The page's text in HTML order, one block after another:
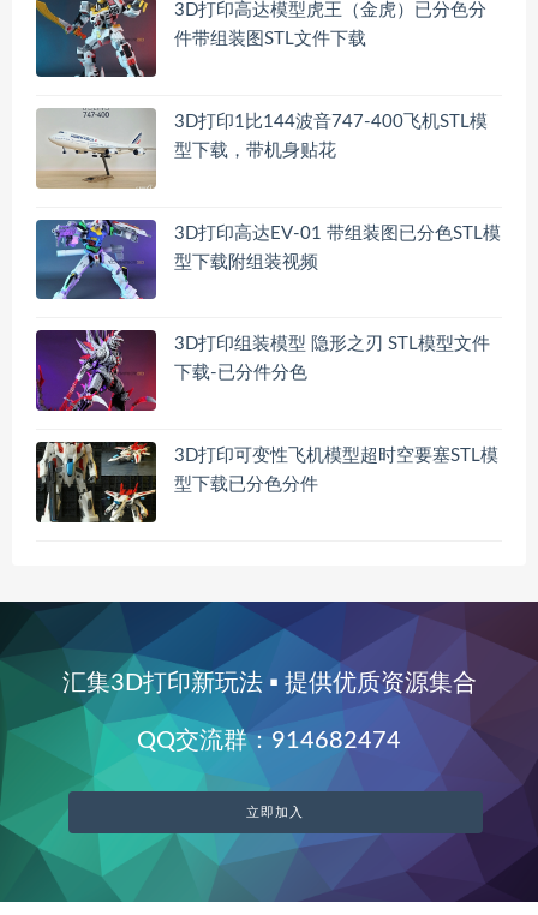
3D打印高达模型虎王（金虎）已分色分
件带组装图STL文件下载
3D打印1比144波音747-400飞机STL模
型下载，带机身贴花
3D打印高达EV-01 带组装图已分色STL模
型下载附组装视频
3D打印组装模型 隐形之刃 STL模型文件
下载-已分件分色
3D打印可变性飞机模型超时空要塞STL模
型下载已分色分件
汇集3D打印新玩法 ▪ 提供优质资源集合
QQ交流群：914682474
立即加入